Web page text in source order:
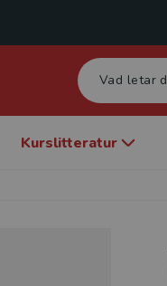
Kurslitteratur